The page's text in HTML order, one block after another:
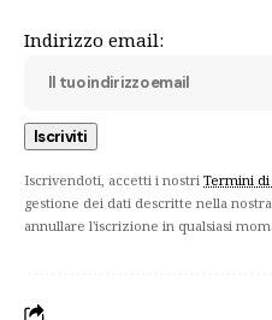
Indirizzo email:
Iscrivendoti, accetti i nostri Termini
gestione dei dati descritte nella nostra
annullare l'iscrizione in qualsiasi